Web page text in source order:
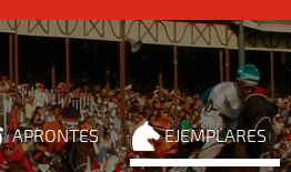
APRONTES EJEMPLARES